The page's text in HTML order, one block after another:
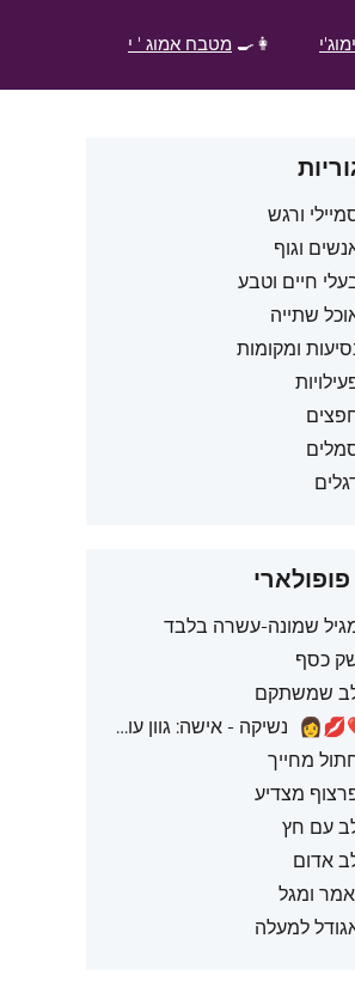
👩‍🍳 מטבח אמוג ' י
ורגש
וגוף
חיים וטבע
שתייה
ומקומות
שמונה-עשרה בלבד
כסף
שמשתקם
נשיקה - אישה: גוון עור בהיר, אישה: ללא גוון עור
מחייך
מצדיע
עם חץ
אדום
ומגל
למעלה